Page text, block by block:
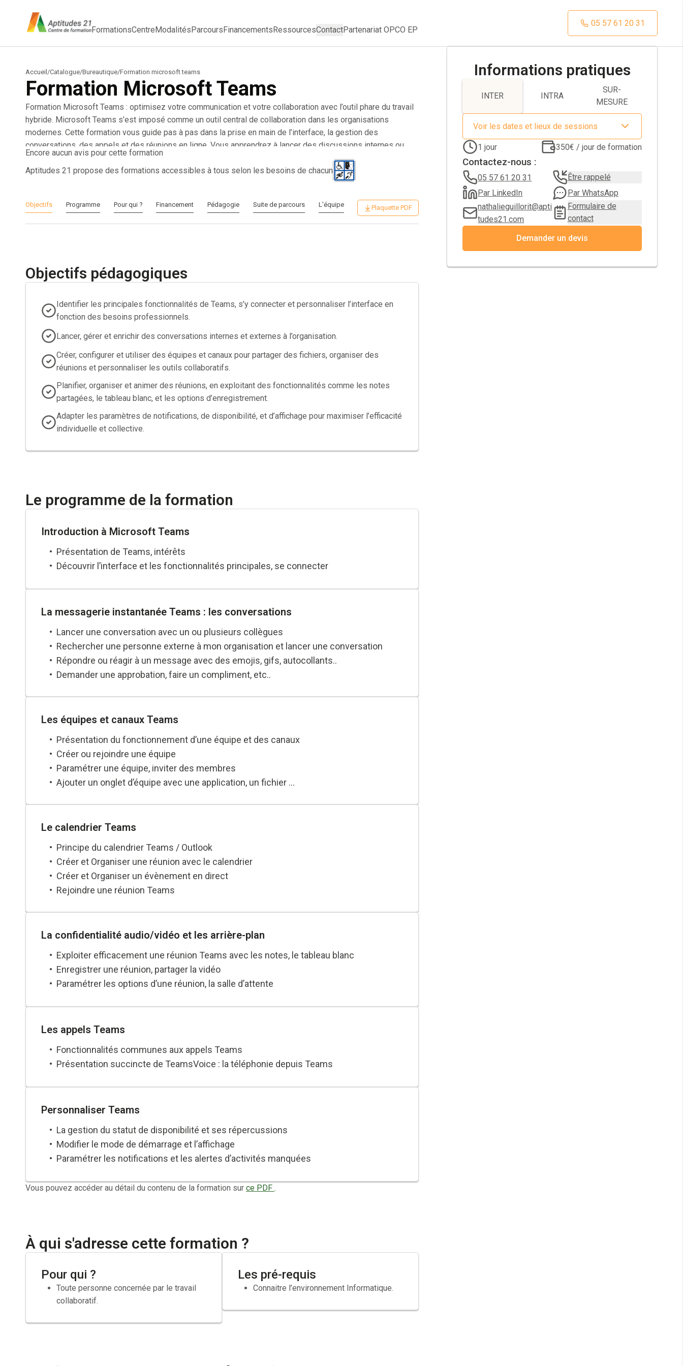
FormationsCentreModalitésParcoursFinancementsRessourcesContactPartenariat OPCO EP
05 57 61 20 31
Accueil /Catalogue/Bureautique/Formation microsoft teams
Formation Microsoft Teams
Formation Microsoft Teams : optimisez votre communication et votre collaboration avec l’outil phare du travail
hybride. Microsoft Teams s’est imposé comme un outil central de collaboration dans les organisations
modernes. Cette formation vous guide pas à pas dans la prise en main de l’interface, la gestion des
conversations, des appels et des réunions en ligne. Vous apprendrez à lancer des discussions internes ou
externes, partager des fichiers, utiliser les réactions, planifier vos visioconférences avec le calendrier
Teams/Outlook et exploiter les fonctionnalités avancées comme les notes de réunion, le tableau blanc ou les
enregistrements. Vous découvrirez également comment structurer vos équipes et canaux, personnaliser vos
utilisateur occasionnel, cette formation vous permettra de gagner en fluidité, en réactivité et en confort dans vos
échanges professionnels, tout en respectant les bonnes pratiques de sécurité et d’ergonomie numérique.
Encore aucun avis pour cette formation
Aptitudes 21 propose des formations accessibles à tous selon les besoins de chacun
Objectifs Programme Pour qui ? Financement Pédagogie Suite de parcours L'équipe Plaquette PDF
Objectifs pédagogiques
Identifier les principales fonctionnalités de Teams, s’y connecter et personnaliser l’interface en
fonction des besoins professionnels.
Lancer, gérer et enrichir des conversations internes et externes à l’organisation.
Créer, configurer et utiliser des équipes et canaux pour partager des fichiers, organiser des
réunions et personnaliser les outils collaboratifs.
Planifier, organiser et animer des réunions, en exploitant des fonctionnalités comme les notes
partagées, le tableau blanc, et les options d’enregistrement.
Adapter les paramètres de notifications, de disponibilité, et d’affichage pour maximiser l’efficacité
individuelle et collective.
Le programme de la formation
Introduction à Microsoft Teams
Présentation de Teams, intérêts
Découvrir l’interface et les fonctionnalités principales, se connecter
La messagerie instantanée Teams : les conversations
Lancer une conversation avec un ou plusieurs collègues
Rechercher une personne externe à mon organisation et lancer une conversation
Répondre ou réagir à un message avec des emojis, gifs, autocollants..
Demander une approbation, faire un compliment, etc..
Epingler une conversation
Lancer un appel vidéo ou audio depuis une conversation
Partager un écran et donner le contrôle provisoirement
Les équipes et canaux Teams
Présentation du fonctionnement d’une équipe et des canaux
Créer ou rejoindre une équipe
Paramétrer une équipe, inviter des membres
Ajouter un onglet d’équipe avec une application, un fichier ...
Démarrer une réunion dans un canal
Supprimer un canal
Le calendrier Teams
Principe du calendrier Teams / Outlook
Créer et Organiser une réunion avec le calendrier
Créer et Organiser un évènement en direct
Rejoindre une réunion Teams
La confidentialité audio/vidéo et les arrière-plan
Exploiter efficacement une réunion Teams avec les notes, le tableau blanc
Enregistrer une réunion, partager la vidéo
Paramétrer les options d’une réunion, la salle d’attente
Les appels Teams
Fonctionnalités communes aux appels Teams
Présentation succincte de TeamsVoice : la téléphonie depuis Teams
Personnaliser Teams
La gestion du statut de disponibilité et ses répercussions
Modifier le mode de démarrage et l’affichage
Paramétrer les notifications et les alertes d’activités manquées
Vous pouvez accéder au détail du contenu de la formation sur ce PDF .
À qui s'adresse cette formation ?
Pour qui ?
Toute personne concernée par le travail
collaboratif.
Les pré-requis
Connaitre l’environnement Informatique.
Informations pratiques
INTER INTRA
SUR-
MESURE
Voir les dates et lieux de sessions
1 jour 350€ / jour de formation
Contactez-nous :
05 57 61 20 31
Par LinkedIn
nathalieguillorit@apti
tudes21.com
Être rappelé
Par WhatsApp
Formulaire de
contact
Demander un devis